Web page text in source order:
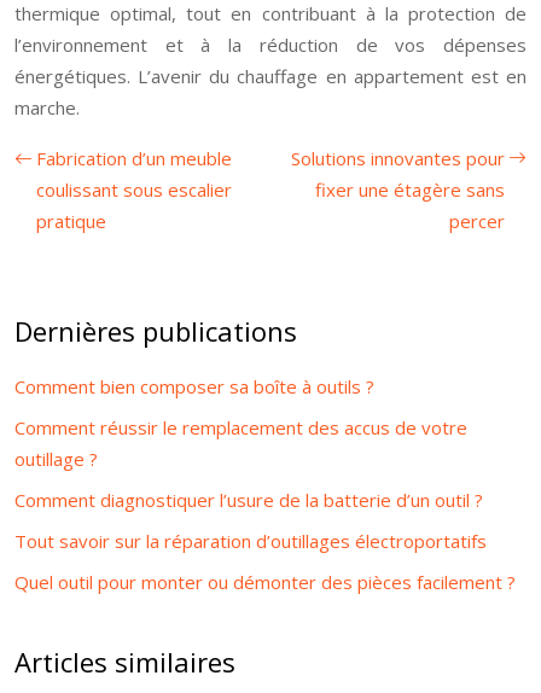
thermique optimal, tout en contribuant à la protection de
l’environnement et à la réduction de vos dépenses
énergétiques. L’avenir du chauffage en appartement est en
marche.
Fabrication d’un meuble
coulissant sous escalier
pratique
Solutions innovantes pour
fixer une étagère sans
percer
Dernières publications
Comment bien composer sa boîte à outils ?
Comment réussir le remplacement des accus de votre
outillage ?
Comment diagnostiquer l’usure de la batterie d’un outil ?
Tout savoir sur la réparation d’outillages électroportatifs
Quel outil pour monter ou démonter des pièces facilement ?
Articles similaires